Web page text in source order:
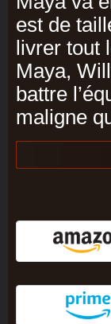
est de
livrer tout
Maya,
battre
maligne